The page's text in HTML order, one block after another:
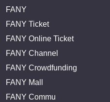
FANY
FANY Ticket
FANY Online Ticket
FANY Channel
FANY Crowdfunding
FANY Mall
FANY Commu